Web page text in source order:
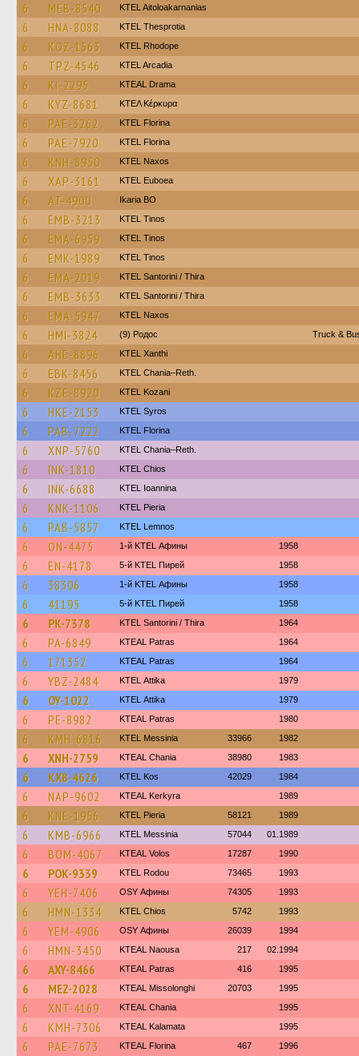
6 MEB-8540 KTEL Aitoloakarnanias
6 HNA-8088 KTEL Thesprotia
6 KOZ-1563 KTEL Rhodope
6 TPZ-4546 KTEL Arcadia
6 KI-2295 KTEAL Drama
6 KYZ-8681 ΚΤΕΛ Κέρκυρα
6 PAE-3262 KTEL Florina
6 PAE-7920 KTEL Florina
6 KNH-8950 KTEL Naxos
6 XAP-3161 ΚΤΕL Euboea
6 AT-4900 Ikaria BO
6 EMB-3213 KTEL Tinos
6 EMA-6959 KTEL Tinos
6 EMK-1989 KTEL Tinos
6 EMA-2019 KTEL Santorini / Thira
6 EMB-3633 KTEL Santorini / Thira
6 EMA-5947 KTEL Naxos
6 HMI-3824 (9) Родос Truck &
6 AHE-8896 KTEL Xanthi
6 EBK-8456 KTEL Chania–Reth.
6 KZE-8920 ΚΤΕL Kozani
6 HKE-2153 KTEL Syros
6 PAB-7222 KTEL Florina
6 XNP-5760 KTEL Chania–Reth.
6 INK-1810 KTEL Chios
6 INK-6688 KTEL Ioannina
6 KNK-1106 KTEL Pieria
6 PAB-5857 KTEL Lemnos
6 ON-4475 1-й KTEL Афины 1958
6 EN-4178 5-й KTEL Пирей 1958
6 38306 1-й KTEL Афины 1958
6 41195 5-й KTEL Пирей 1958
6 PK-7378 KTEL Santorini / Thira 1964
6 PA-6849 KTEAL Patras 1964
6 171352 KTEAL Patras 1964
6 YBZ-2484 KΤΕL Αttika 1979
6 OY-1022 KΤΕL Αttika 1979
6 PE-8982 KTEAL Patras 1980
6 KMH-6816 KTEL Messinia 33966 1982
6 XNH-2759 KTEAL Chania 38980 1983
6 KXB-4626 KTEL Kos 42029 1984
6 NAP-9602 KTEAL Kerkyra 1989
6 KNE-1956 KTEL Pieria 58121 1989
6 KMB-6966 KTEL Messinia 57044 01.1989
6 BOM-4067 KTEAL Volos 17287 1990
6 POK-9339 ΚΤΕL Rodou 73465 1993
6 YEH-7406 OSY Афины 74305 1993
6 HMN-1334 KTEL Chios 5742 1993
6 YEM-4906 OSY Афины 26039 1994
6 HMN-3450 KTEAL Naousa 217 02.1994
6 AXY-8466 KTEAL Patras 416 1995
6 MEZ-2028 KTEAL Missolonghi 20703 1995
6 XNT-4169 KTEAL Chania 1995
6 KMH-7306 KTEAL Kalamata 1995
6 PAE-7673 KTEAL Florina 467 1996